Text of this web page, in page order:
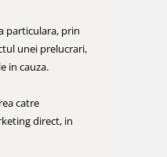
particulara, prin
unei prelucrari,
in cauza.
catre
direct, in